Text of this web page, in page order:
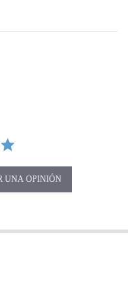
UNA OPINIÓN